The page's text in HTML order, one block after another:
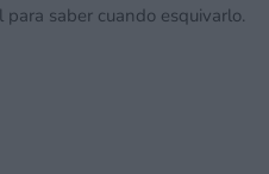
saber cuando esquivarlo.